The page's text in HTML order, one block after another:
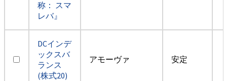
称： スマ
レバ』
DCインデ
ックスバ
ランス
(株式20)
アモーヴァ 安定